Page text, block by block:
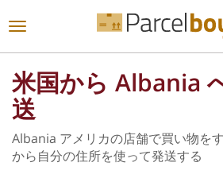
すべてのお知らせを見
ナ
ー
シ
ョ
ン
を
切
米国から Albania
送
Albania アメリカの店舗で買い物を
から自分の住所を使って発送する